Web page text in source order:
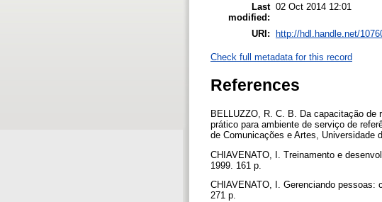
Last
modified:
02 Oct 2014 12:01
URI: http://hdl.handle.net/
Check full metadata for this record
References
BELLUZZO, R. C. B. Da capacitação de
prático para ambiente de serviço de
de Comunicações e Artes, Universidade
CHIAVENATO, I. Treinamento e
1999. 161 p.
CHIAVENATO, I. Gerenciando pessoas:
271 p.